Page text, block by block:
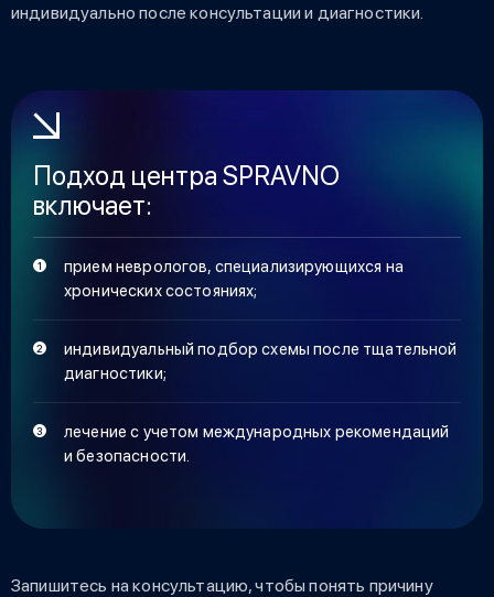
индивидуально после консультации и диагностики.
Подход центра SPRAVNO
включает:
прием неврологов, специализирующихся на
хронических состояниях;
индивидуальный подбор схемы после тщательной
диагностики;
лечение с учетом международных рекомендаций
и безопасности.
Запишитесь на консультацию, чтобы понять причину